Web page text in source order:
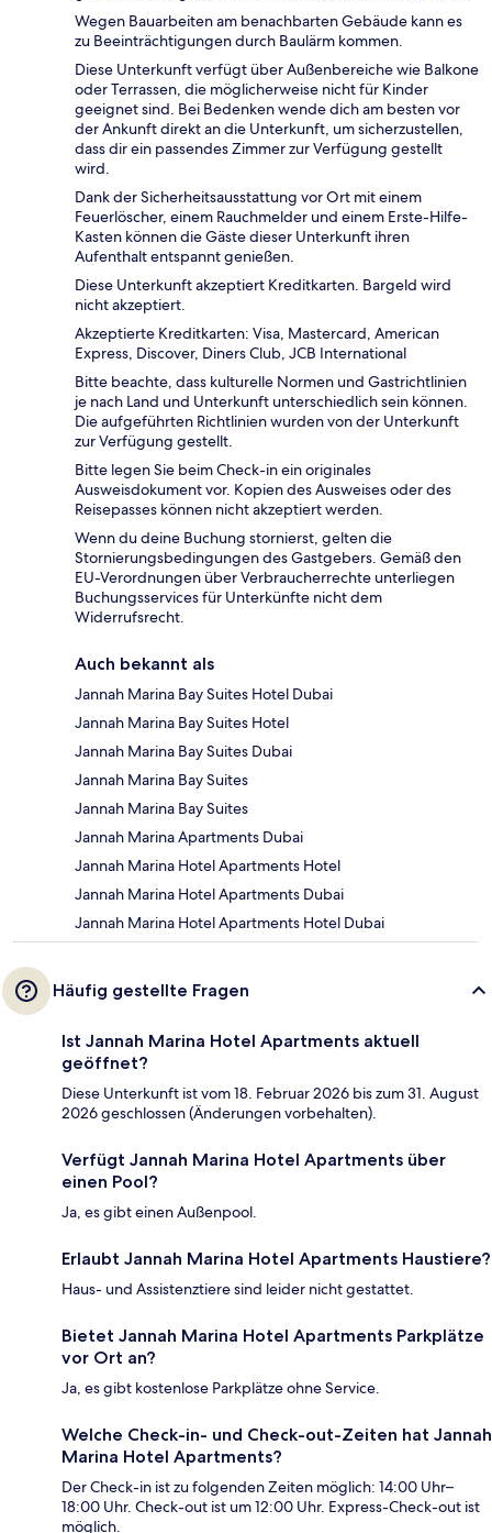
Wegen Bauarbeiten am benachbarten Gebäude kann es
zu Beeinträchtigungen durch Baulärm kommen.
Diese Unterkunft verfügt über Außenbereiche wie Balkone
oder Terrassen, die möglicherweise nicht für Kinder
geeignet sind. Bei Bedenken wende dich am besten vor
der Ankunft direkt an die Unterkunft, um sicherzustellen,
dass dir ein passendes Zimmer zur Verfügung gestellt
wird.
Dank der Sicherheitsausstattung vor Ort mit einem
Feuerlöscher, einem Rauchmelder und einem Erste-Hilfe-
Kasten können die Gäste dieser Unterkunft ihren
Aufenthalt entspannt genießen.
Diese Unterkunft akzeptiert Kreditkarten. Bargeld wird
nicht akzeptiert.
Akzeptierte Kreditkarten: Visa, Mastercard, American
Express, Discover, Diners Club, JCB International
Bitte beachte, dass kulturelle Normen und Gastrichtlinien
je nach Land und Unterkunft unterschiedlich sein können.
Die aufgeführten Richtlinien wurden von der Unterkunft
zur Verfügung gestellt.
Bitte legen Sie beim Check-in ein originales
Ausweisdokument vor. Kopien des Ausweises oder des
Reisepasses können nicht akzeptiert werden.
Wenn du deine Buchung stornierst, gelten die
Stornierungsbedingungen des Gastgebers. Gemäß den
EU-Verordnungen über Verbraucherrechte unterliegen
Buchungsservices für Unterkünfte nicht dem
Widerrufsrecht.
Auch bekannt als
Jannah Marina Bay Suites Hotel Dubai
Jannah Marina Bay Suites Hotel
Jannah Marina Bay Suites Dubai
Jannah Marina Bay Suites
Jannah Marina Bay Suites
Jannah Marina Apartments Dubai
Jannah Marina Hotel Apartments Hotel
Jannah Marina Hotel Apartments Dubai
Jannah Marina Hotel Apartments Hotel Dubai
Häufig gestellte Fragen
Ist Jannah Marina Hotel Apartments aktuell
geöffnet?
Diese Unterkunft ist vom 18. Februar 2026 bis zum 31. August
2026 geschlossen (Änderungen vorbehalten).
Verfügt Jannah Marina Hotel Apartments über
einen Pool?
Ja, es gibt einen Außenpool.
Erlaubt Jannah Marina Hotel Apartments Haustiere?
Haus- und Assistenztiere sind leider nicht gestattet.
Bietet Jannah Marina Hotel Apartments Parkplätze
vor Ort an?
Ja, es gibt kostenlose Parkplätze ohne Service.
Welche Check-in- und Check-out-Zeiten hat Jannah
Marina Hotel Apartments?
Der Check-in ist zu folgenden Zeiten möglich: 14:00 Uhr–
18:00 Uhr. Check-out ist um 12:00 Uhr. Express-Check-out ist
möglich.